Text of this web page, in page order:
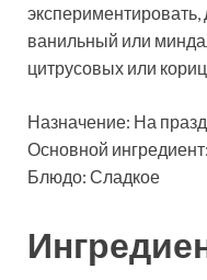
ванильный или
цитрусовых или
Назначение: На
Основной
Блюдо: Сладкое